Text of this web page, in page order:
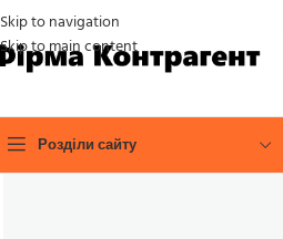
Skip to navigation
Skip to main content
Розділи сайту